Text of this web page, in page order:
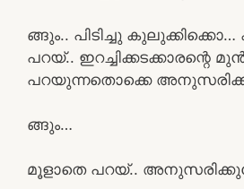
ങ്ങും.. പിടിച്ചു
പറയ്.. ഇറച്ചിക്കടക്കാരന്റെ
പറയുന്നതൊക്കെ
ങ്ങും…
മൂളാതെ പറയ്..